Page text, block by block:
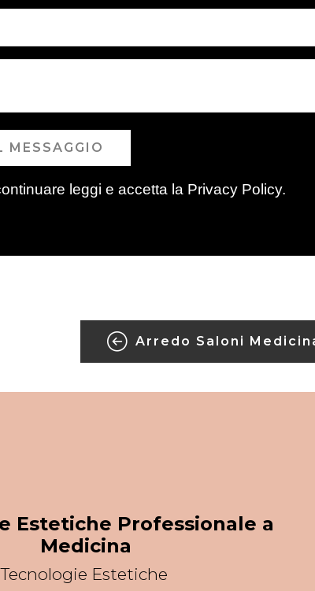
MESSAGGIO
leggi e accetta la Privacy Policy.
Arredo Saloni
Estetiche Professionale a
Medicina
Tecnologie Estetiche